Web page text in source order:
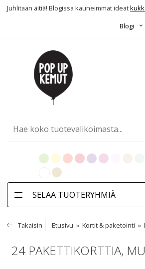
Juhlitaan äitiä! Blogissa kauneimmat ideat
Blogi
SELAA TUOTERYHMIÄ
Takaisin Etusivu Kortit & paketointi
24 PAKETTIKORTTIA,